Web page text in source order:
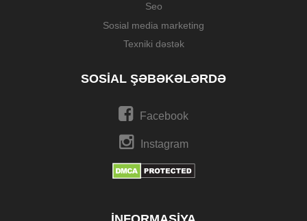
Seo
Sosial media marketing
Texniki dəstək
SOSIAL ŞƏBƏKƏLƏRDƏ
Facebook
Instagram